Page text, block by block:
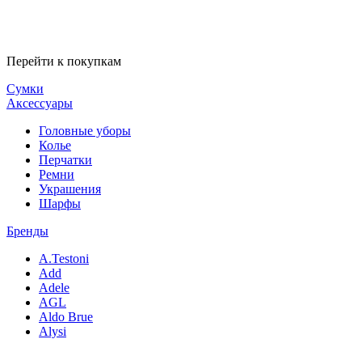
Перейти к покупкам
Сумки
Аксессуары
Головные уборы
Колье
Перчатки
Ремни
Украшения
Шарфы
Бренды
A.Testoni
Add
Adele
AGL
Aldo Brue
Alysi